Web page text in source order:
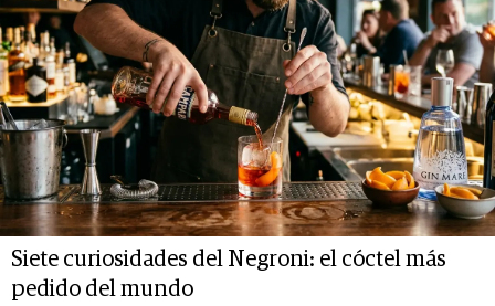
Siete curiosidades del Negroni: el cóctel más
pedido del mundo